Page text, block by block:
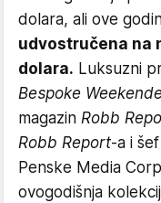
dolara, ali ove
udvostručena na
dolara. Luksuzni
Bespoke
magazin Robb
Robb Report-a i
Penske Media
ovogodišnja